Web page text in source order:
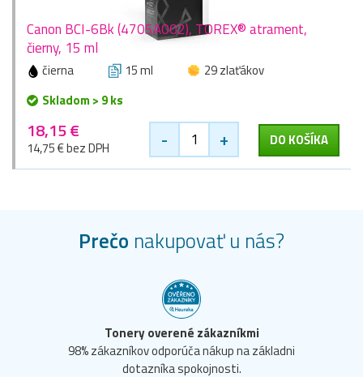
Canon BCI-6Bk (4705A002), TOREX® atrament,
čierny, 15 ml
čierna 15 ml
29 zlaťákov
Skladom > 9 ks
18,15 €
14,75 € bez DPH - + DO KOŠÍKA
Prečo nakupovať u nás?
Tonery overené zákazníkmi
98% zákazníkov odporúča nákup na základni
dotazníka spokojnosti.